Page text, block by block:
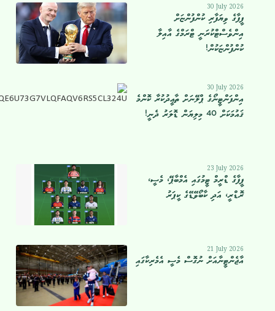
30 July 2026
ފީފާގެ ވިޔަފާރި ކުންފުންޏަށް
އިންވެސްޓްކުރަނީ ޓްރަމްގެ އާއިލާ
ކުންފުންޏަކުން!
30 July 2026
އިންފަންޓީނޯގެ ޕްލޭނަށް ތާޢީދުކުރާ ކޮންމެ
ޤައުމަކަށް 40 މިލިޔަން ޑޮލަރު ދެނީ!
23 July 2026
ފީފާގެ ޑްރީމް ޓީމުގައި އެމްބާޕޭ، މެސީ،
ރޮޑްރީ، އަދި ކާބޯވޭޑޭގެ ކީޕަރު
21 July 2026
އާޖެންޓީނާއަށް ނުގޮސް މެސީ އެމެރިކާގައި